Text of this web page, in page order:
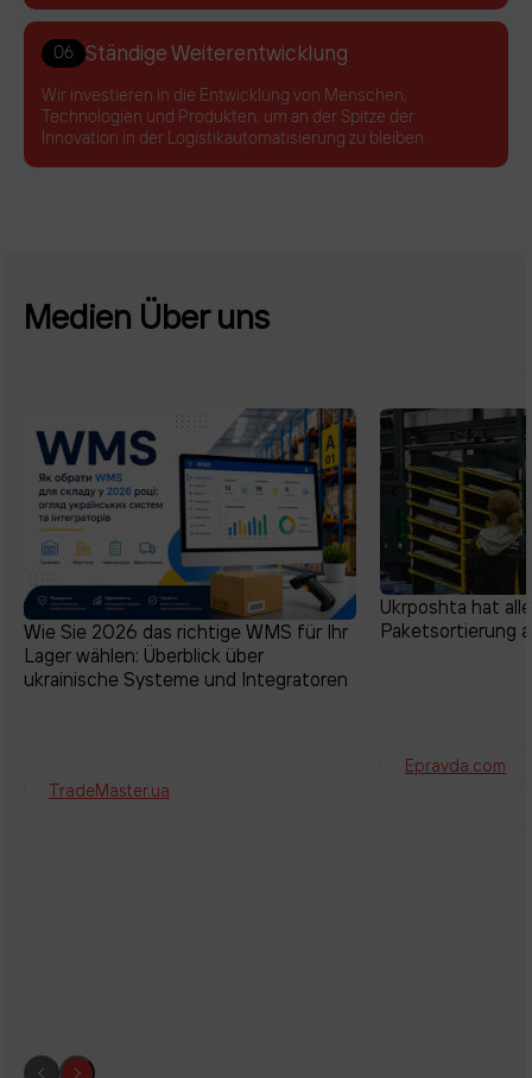
06 Ständige Weiterentwicklung
Wir investieren in die Entwicklung von Menschen,
Technologien und Produkten, um an der Spitze der
Innovation in der Logistikautomatisierung zu bleiben.
Medien Über uns
Wie Sie 2026 das richtige WMS für Ihr
Lager wählen: Überblick über
ukrainische Systeme und Integratoren
TradeMaster.ua
Ukrposhta hat
Paketsortierung
Epravda.com